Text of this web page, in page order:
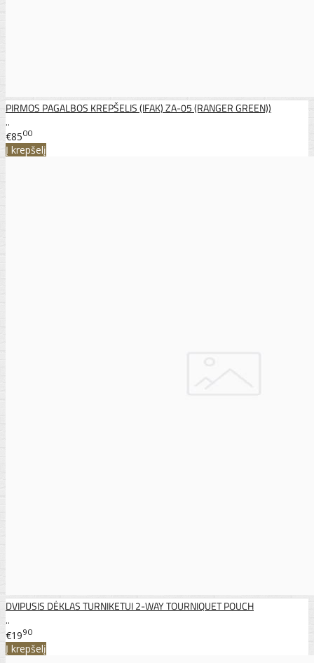
PIRMOS PAGALBOS KREPŠELIS (IFAK) ZA-05 (RANGER GREEN))
..
€8500
Į krepšelį
DVIPUSIS DĖKLAS TURNIKETUI 2-WAY TOURNIQUET POUCH
..
€1990
Į krepšelį